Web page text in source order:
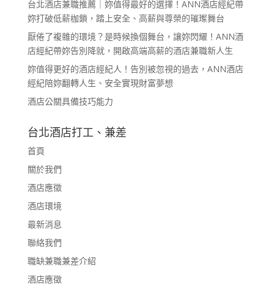
台北酒店兼職推薦｜妳值得最好的選擇！ANN酒店經紀帶
妳打破低薪枷鎖，踏上安全、高薪與尊榮的璀璨舞台
厭倦了複雜的環境？是時候換個舞台，讓妳閃耀！ANN酒
店經紀帶妳告別降就，開啟高端高薪的酒店兼職新人生
妳值得更好的酒店經紀人！告別被忽視的過去，ANN酒店
經紀陪妳翻轉人生、安全實現財富夢想
酒店公關具備技巧能力
台北酒店打工、兼差
首頁
關於我們
酒店應徵
酒店環境
最新消息
聯絡我們
職缺兼職兼差介紹
酒店應徵